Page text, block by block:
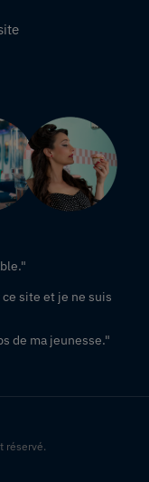
site et je ne suis
de ma jeunesse."
réservé.